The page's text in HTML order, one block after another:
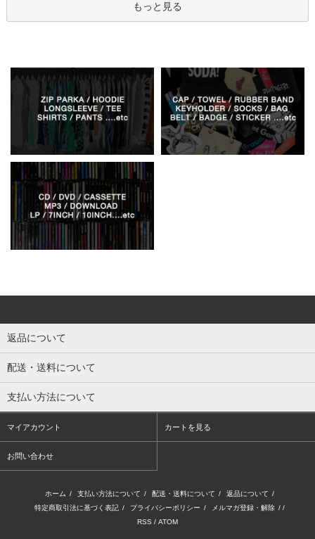
もっと見る
返品について
配送・送料について
支払い方法について
マイアカウント カートを見る
お問い合わせ
ホーム / 支払い方法について / 配送・送料について / 返品について /
特定商取引法に基づく表記 / プライバシーポリシー / メルマガ登録・解除 / /
RSS / ATOM